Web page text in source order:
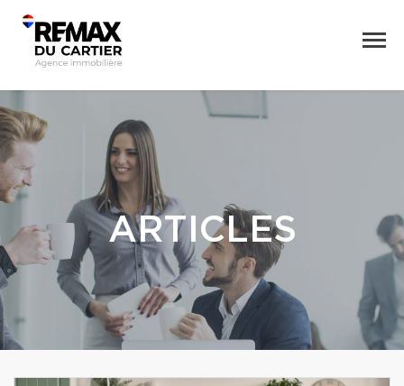
ARTICLES